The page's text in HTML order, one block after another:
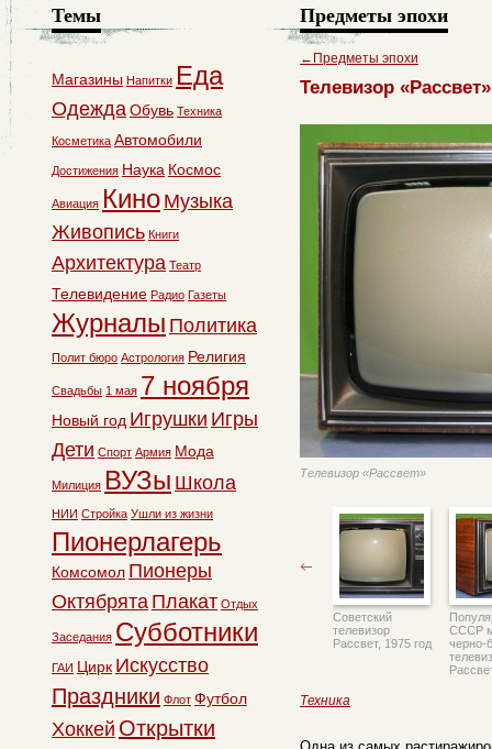
Предметы эпохи
← Предметы эпохи
Телевизор «Рассвет»
Телевизор «Рассвет»
Советский
телевизор
Рассвет, 1975 год
СССР
черно-
Техника
Темы
Магазины Напитки Еда
ОдеждаОбувь Техника
Косметика Автомобили
Достижения Наука Космос
Авиация Кино Музыка
Живопись Книги
Архитектура Театр
Телевидение Радио Газеты
Журналы Политика
Полит бюро Астрология Религия
Свадьбы 1 мая 7 ноября
Новый год Игрушки Игры
Дети Спорт Армия Мода
Милиция ВУЗы Школа
НИИ Стройка Ушли из жизни
Пионерлагерь
Комсомол Пионеры
Октябрята Плакат Отдых
Заседания Субботники
ГАИ Цирк Искусство
Праздники Флот Футбол
Хоккей Открытки